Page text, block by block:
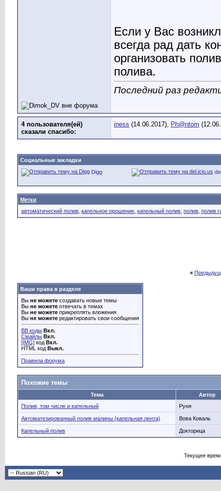
Если у Вас
всегда рад дать
организовать
полива.
Последний раз
4 пользователя(ей)
сказали cпасибо:
iness (14.06.2017), Ph@ntom
Социальные закладки
Digg
Метки
автоматический полив капельное орошение капельный полив полив полив
«
Ваши права в разделе
Вы не можете создавать новые темы
Вы не можете отвечать в темах
Вы не можете прикреплять вложения
Вы не можете редактировать свои сообщения
BB коды Вкл.
Смайлы Вкл.
[IMG] код Вкл.
HTML код Выкл.
Правила форума
Похожие темы
Тема
Автор
Полив, том числе и капельный
Руня
Автоматезированный полив малины (капельная лента) Вова Коваль
Капельный полив Докторица
Текущее